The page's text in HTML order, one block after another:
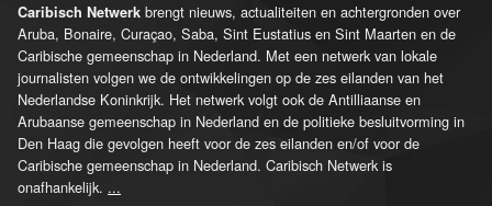
Caribisch Netwerk brengt nieuws, actualiteiten en achtergronden over
Aruba, Bonaire, Curaçao, Saba, Sint Eustatius en Sint Maarten en de
Caribische gemeenschap in Nederland. Met een netwerk van lokale
journalisten volgen we de ontwikkelingen op de zes eilanden van het
Nederlandse Koninkrijk. Het netwerk volgt ook de Antilliaanse en
Arubaanse gemeenschap in Nederland en de politieke besluitvorming in
Den Haag die gevolgen heeft voor de zes eilanden en/of voor de
Caribische gemeenschap in Nederland. Caribisch Netwerk is
onafhankelijk. ...